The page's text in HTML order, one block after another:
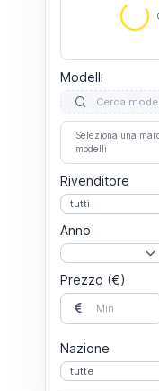
Caricamento...
Modelli
Seleziona una
modelli
Rivenditore
Anno
Prezzo (€)
Nazione